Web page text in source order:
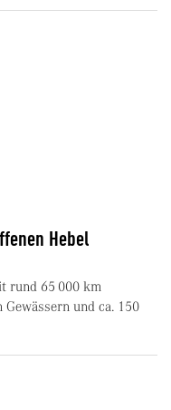
Hebel
rund 65 000 km
und ca. 150